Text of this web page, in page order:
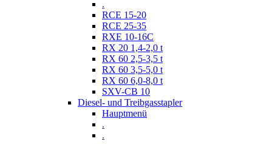
.
RCE 15-20
RCE 25-35
RXE 10-16C
RX 20 1,4-2,0 t
RX 60 2,5-3,5 t
RX 60 3,5-5,0 t
RX 60 6,0-8,0 t
SXV-CB 10
Diesel- und Treibgasstapler
Hauptmenü
.
.